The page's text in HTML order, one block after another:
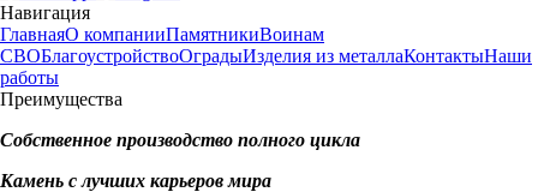
Навигация
ГлавнаяО компанииПамятникиВоинам
СВОБлагоустройствоОградыИзделия из металлаКонтактыНаши
работы
Преимущества
Собственное производство полного цикла
Камень с лучших карьеров мира